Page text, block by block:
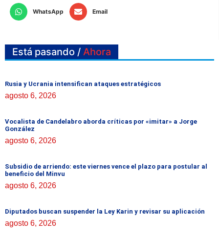
WhatsApp Email
Está pasando / Ahora
Rusia y Ucrania intensifican ataques estratégicos
agosto 6, 2026
Vocalista de Candelabro aborda críticas por «imitar» a Jorge
González
agosto 6, 2026
Subsidio de arriendo: este viernes vence el plazo para postular al
beneficio del Minvu
agosto 6, 2026
Diputados buscan suspender la Ley Karin y revisar su aplicación
agosto 6, 2026